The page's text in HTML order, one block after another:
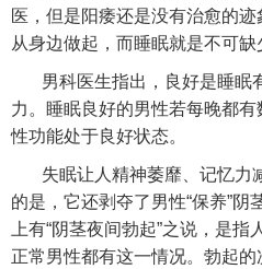
医，但是阳痿还是没有治愈的
从身边做起，而睡眠就是不可缺
男科医生指出，良好是睡眠
力。睡眠良好的男性若每晚都有
性功能处于良好状态。
失眠让人精神萎靡、记忆力
的是，它还剥夺了男性“保养”
上有“阴茎夜间勃起”之说，是
正常男性都有这一情况。勃起